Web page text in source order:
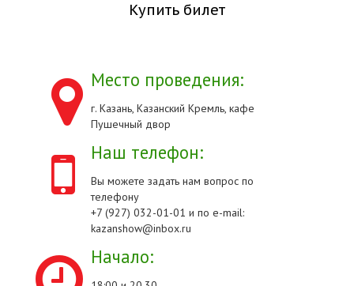
Купить билет
Место проведения:
г. Казань, Казанский Кремль, кафе
Пушечный двор
Наш телефон:
Вы можете задать нам вопрос по
телефону
+7 (927) 032-01-01 и по e-mail:
kazanshow@inbox.ru
Начало: